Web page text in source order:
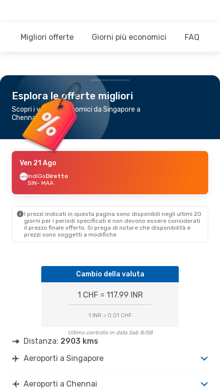
Migliori offerte Giorni più economici FAQ
Esplora le offerte migliori
Scopri i voli più economici da Singapore a
Chennai
Ven 21 Ago
IndiGoDiretto
SIN- MAA
I prezzi indicati in questa pagina sono disponibili negli ultimi 20
giorni per i periodi specificati e non devono essere considerati
il ​​prezzo finale offerto. Si prega di notare che disponibilità e
prezzi sono soggetti a modifiche.
Cambio della valuta
1 CHF = 117.99 INR
1 INR = 0.01 CHF
Ultimo controllo in data Sab 8/08
Distanza: 2903 kms
Aeroporti a Singapore
Aeroporti a Chennai